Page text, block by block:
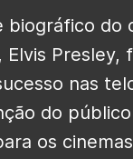
biográfico do
Elvis Presley,
nas
do
os